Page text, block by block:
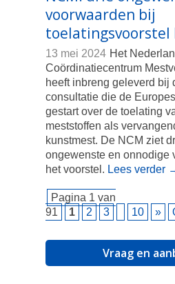
voorwaarden bij
toelatingsvoorstel
13 mei 2024 Het
Coördinatiecentrum
heeft inbreng geleverd bij
consultatie die de
gestart over de toelating
meststoffen als
kunstmest. De NCM ziet
ongewenste en onnodige
het voorstel. Lees verder
Pagina 1 van
91
1 2 3 10 »
Vraag en